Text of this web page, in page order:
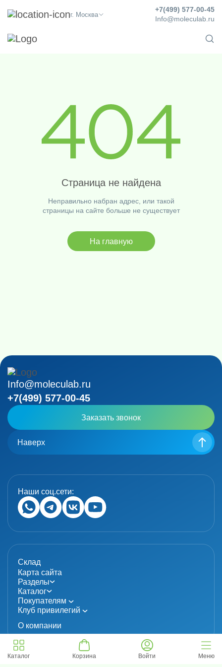
г. Москва
Info@moleculab.ru
+7(499) 577-00-45
Страница не найдена
Неправильно набран адрес, или такой
страницы на сайте больше не существует
На главную
Info@moleculab.ru
+7(499) 577-00-45
Заказать звонок
Наверх
Наши соц.сети:
Склад
Карта сайта
Разделы
Каталог
Покупателям
Клуб привилегий
О компании
© 2024 «MolecuLab». Все права защищены.
Каталог Корзина Войти Меню